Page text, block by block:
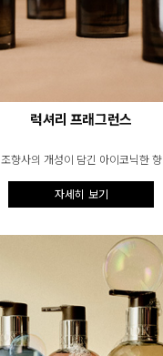
럭셔리 프래그런스
조향사의 개성이 담긴 아이코닉한 향
자세히 보기